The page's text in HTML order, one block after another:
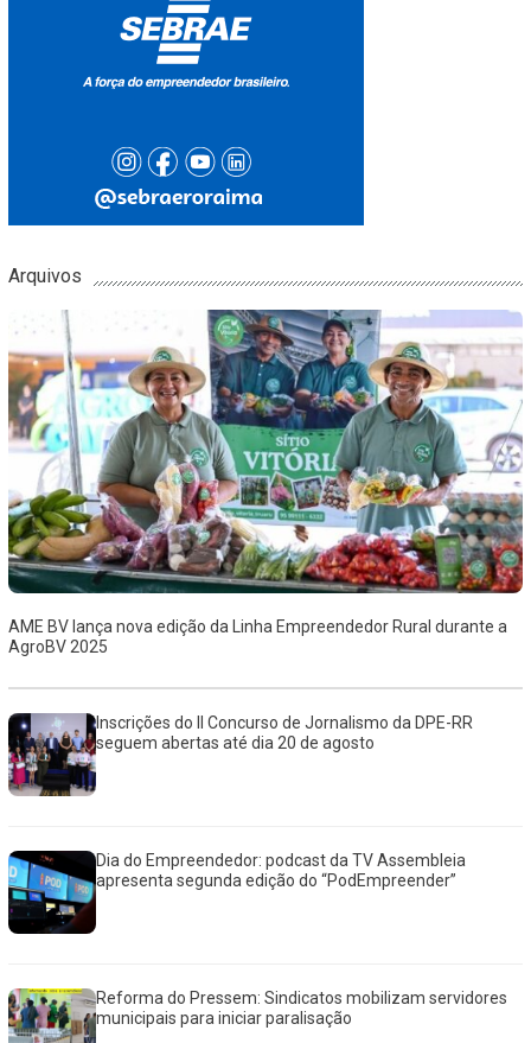
Arquivos
AME BV lança nova edição da Linha Empreendedor Rural durante a
AgroBV 2025
Inscrições do II Concurso de Jornalismo da DPE-RR
seguem abertas até dia 20 de agosto
Dia do Empreendedor: podcast da TV Assembleia
apresenta segunda edição do “PodEmpreender”
Reforma do Pressem: Sindicatos mobilizam servidores
municipais para iniciar paralisação